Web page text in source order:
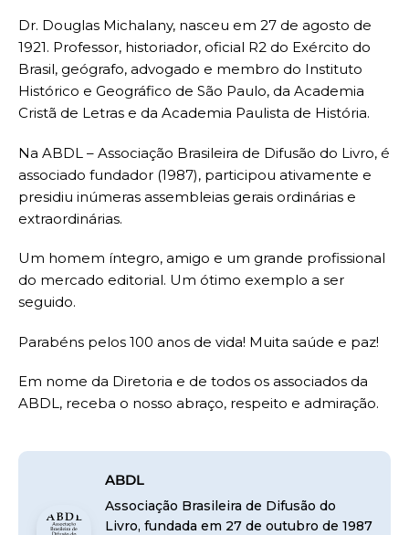
Dr. Douglas Michalany, nasceu em 27 de agosto de
1921. Professor, historiador, oficial R2 do Exército do
Brasil, geógrafo, advogado e membro do Instituto
Histórico e Geográfico de São Paulo, da Academia
Cristã de Letras e da Academia Paulista de História.
Na ABDL – Associação Brasileira de Difusão do Livro, é
associado fundador (1987), participou ativamente e
presidiu inúmeras assembleias gerais ordinárias e
extraordinárias.
Um homem íntegro, amigo e um grande profissional
do mercado editorial. Um ótimo exemplo a ser
seguido.
Parabéns pelos 100 anos de vida! Muita saúde e paz!
Em nome da Diretoria e de todos os associados da
ABDL, receba o nosso abraço, respeito e admiração.
ABDL
Associação Brasileira de Difusão do
Livro, fundada em 27 de outubro de 1987